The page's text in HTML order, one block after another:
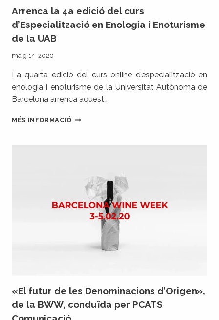
Arrenca la 4a edició del curs
d’Especialització en Enologia i Enoturisme
de la UAB
maig 14, 2020
La quarta edició del curs online d’especialització en
enologia i enoturisme de la Universitat Autònoma de
Barcelona arrenca aquest…
MÉS INFORMACIÓARRENCA
D’ESPECIALITZACIÓ
ENOLOGIA
I
ENOTURISME
«El futur de les Denominacions d’Origen»,
de la BWW, conduïda per PCATS